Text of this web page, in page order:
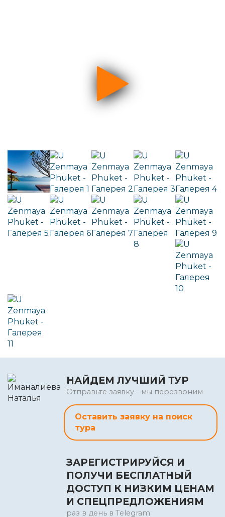
НАЙДЕМ ЛУЧШИЙ ТУР
Отправьте заявку - мы перезвоним
Оставить заявку на поиск
тура
ЗАРЕГИСТРИРУЙСЯ И
ПОЛУЧИ БЕСПЛАТНЫЙ
ДОСТУП К НИЗКИМ ЦЕНАМ
И СПЕЦПРЕДЛОЖЕНИЯМ
раз в день в Telegram